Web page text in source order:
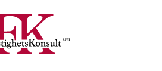
Fastighetskonsult